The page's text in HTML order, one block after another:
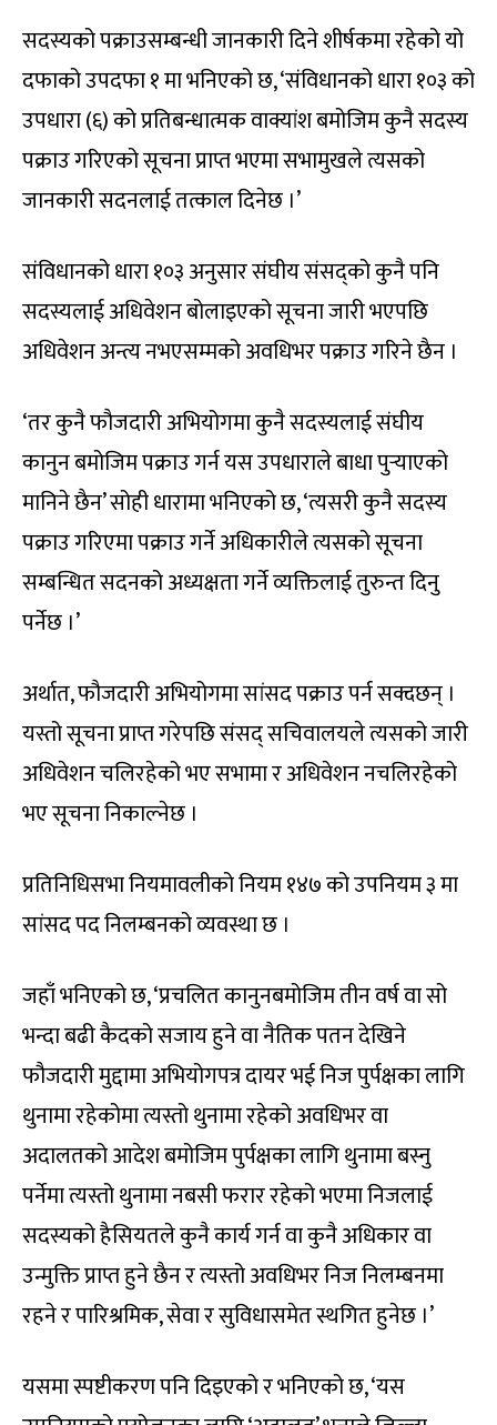
सदस्यको पक्राउसम्बन्धी जानकारी दिने शीर्षकमा रहेको यो
दफाको उपदफा १ मा भनिएको छ, ‘संविधानको धारा १०३ को
उपधारा (६) को प्रतिबन्धात्मक वाक्यांश बमोजिम कुनै सदस्य
पक्राउ गरिएको सूचना प्राप्त भएमा सभामुखले त्यसको
जानकारी सदनलाई तत्काल दिनेछ ।’
संविधानको धारा १०३ अनुसार संघीय संसद्को कुनै पनि
सदस्यलाई अधिवेशन बोलाइएको सूचना जारी भएपछि
अधिवेशन अन्त्य नभएसम्मको अवधिभर पक्राउ गरिने छैन ।
‘तर कुनै फौजदारी अभियोगमा कुनै सदस्यलाई संघीय
कानुन बमोजिम पक्राउ गर्न यस उपधाराले बाधा पुर्‍याएको
मानिने छैन’ सोही धारामा भनिएको छ, ‘त्यसरी कुनै सदस्य
पक्राउ गरिएमा पक्राउ गर्ने अधिकारीले त्यसको सूचना
सम्बन्धित सदनको अध्यक्षता गर्ने व्यक्तिलाई तुरुन्त दिनु
पर्नेछ ।’
अर्थात, फौजदारी अभियोगमा सांसद पक्राउ पर्न सक्दछन् ।
यस्तो सूचना प्राप्त गरेपछि संसद् सचिवालयले त्यसको जारी
अधिवेशन चलिरहेको भए सभामा र अधिवेशन नचलिरहेको
भए सूचना निकाल्नेछ ।
प्रतिनिधिसभा नियमावलीको नियम १४७ को उपनियम ३ मा
सांसद पद निलम्बनको व्यवस्था छ ।
जहाँ भनिएको छ, ‘प्रचलित कानुनबमोजिम तीन वर्ष वा सो
भन्दा बढी कैदको सजाय हुने वा नैतिक पतन देखिने
फौजदारी मुद्दामा अभियोगपत्र दायर भई निज पुर्पक्षका लागि
थुनामा रहेकोमा त्यस्तो थुनामा रहेको अवधिभर वा
अदालतको आदेश बमोजिम पुर्पक्षका लागि थुनामा बस्नु
पर्नेमा त्यस्तो थुनामा नबसी फरार रहेको भएमा निजलाई
सदस्यको हैसियतले कुनै कार्य गर्न वा कुनै अधिकार वा
उन्मुक्ति प्राप्त हुने छैन र त्यस्तो अवधिभर निज निलम्बनमा
रहने र पारिश्रमिक, सेवा र सुविधासमेत स्थगित हुनेछ ।’
यसमा स्पष्टीकरण पनि दिइएको र भनिएको छ, ‘यस